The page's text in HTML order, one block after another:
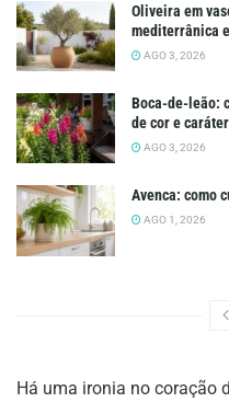
Oliveira em
mediterrânica
AGO 3, 2026
Boca-de-leão:
de cor e caráter
AGO 3, 2026
Avenca: como
AGO 1, 2026
Há uma ironia no coração